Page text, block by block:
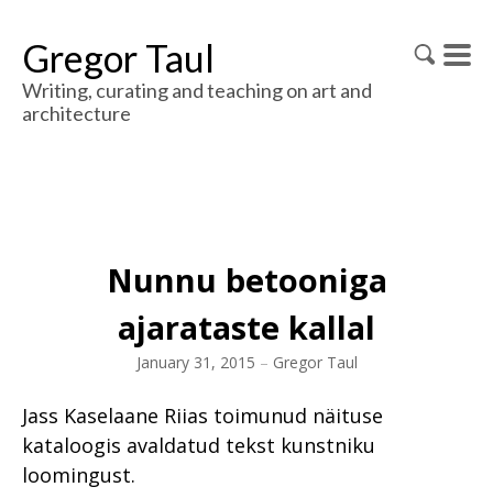
Gregor Taul
Writing, curating and teaching on art and
architecture
Nunnu betooniga
ajarataste kallal
January 31, 2015 – Gregor Taul
Jass Kaselaane Riias toimunud näituse
kataloogis avaldatud tekst kunstniku
loomingust.